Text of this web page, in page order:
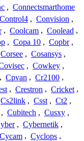
, Connectsmarthome
Control4 , Convision ,
, Coolcam , Coolead ,
, Copa 10 , Copbr ,
Corsee , Cosansys ,
, Cowkey ,
, Cpvan , Cr2100 ,
, Crestron , Cricket ,
Cs2link , Csst , Ct2 ,
, Cubitech , Cusxy ,
, Cybernetik ,
Cycam , Cyclops ,